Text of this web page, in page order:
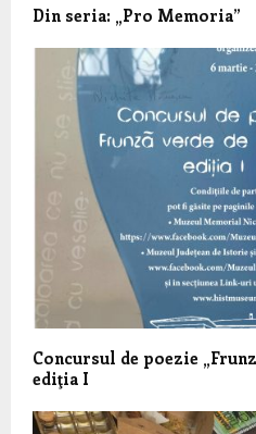
Din seria: „Pro Memoria”
Concursul de poezie
ediţia I